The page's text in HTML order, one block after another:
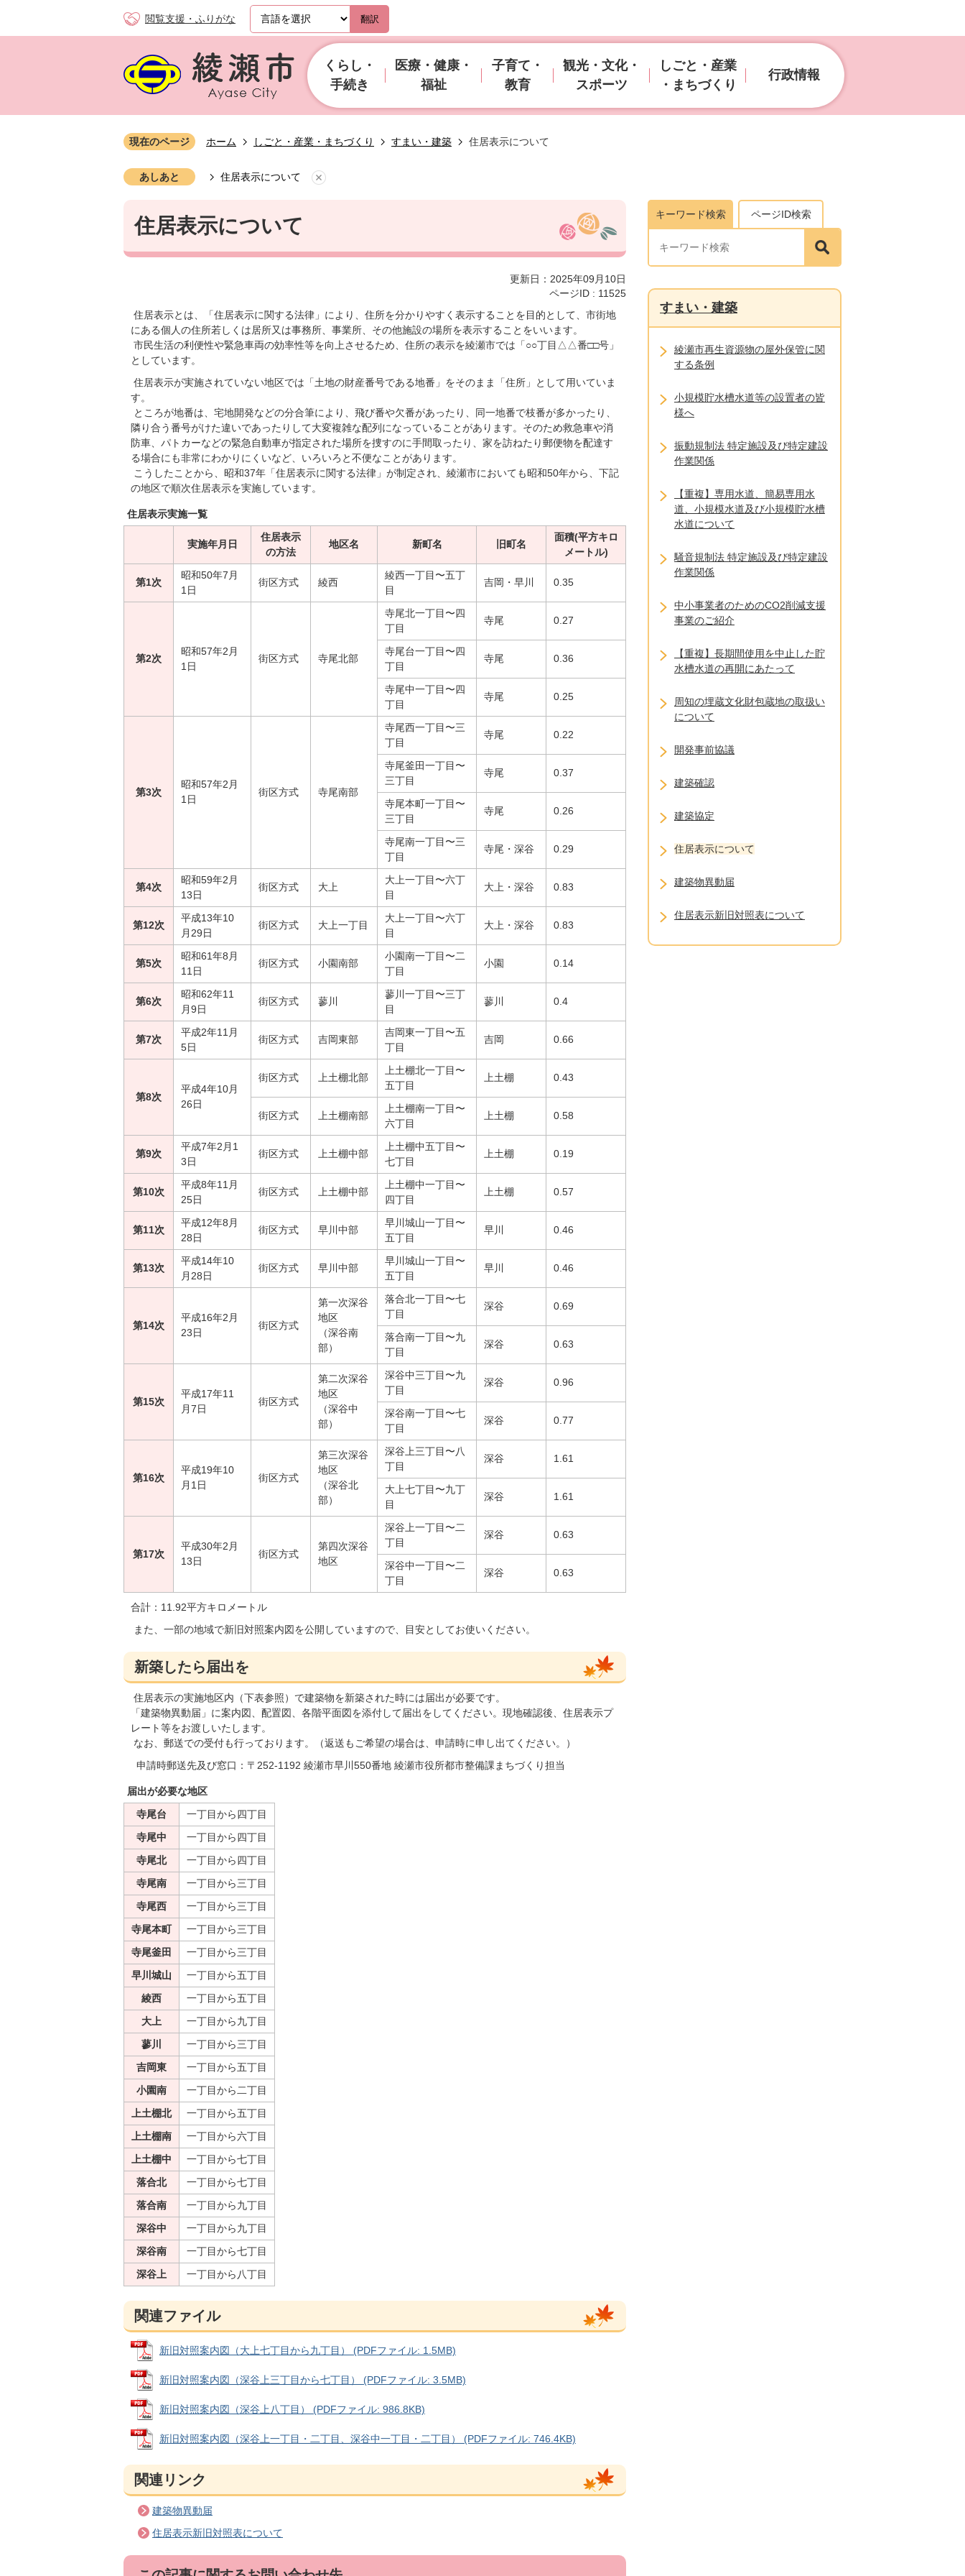
閲覧支援・ふりがな 翻訳
くらし・
手続き
医療・健康・
福祉
子育て・
教育
観光・文化・
スポーツ
しごと・産業
・まちづくり
行政情報
現在のページ ホーム しごと・産業・まちづくり すまい・建築 住居表示について
あしあと 住居表示について
住居表示について
更新日：2025年09月10日
ページID : 11525
住居表示とは、「住居表示に関する法律」により、住所を分かりやすく表示することを目的として、市街地
にある個人の住所若しくは居所又は事務所、事業所、その他施設の場所を表示することをいいます。
市民生活の利便性や緊急車両の効率性等を向上させるため、住所の表示を綾瀬市では「○○丁目△△番□□号」
としています。
住居表示が実施されていない地区では「土地の財産番号である地番」をそのまま「住所」として用いていま
す。
ところが地番は、宅地開発などの分合筆により、飛び番や欠番があったり、同一地番で枝番が多かったり、
隣り合う番号がけた違いであったりして大変複雑な配列になっていることがあります。そのため救急車や消
防車、パトカーなどの緊急自動車が指定された場所を捜すのに手間取ったり、家を訪ねたり郵便物を配達す
る場合にも非常にわかりにくいなど、いろいろと不便なことがあります。
こうしたことから、昭和37年「住居表示に関する法律」が制定され、綾瀬市においても昭和50年から、下記
の地区で順次住居表示を実施しています。
住居表示実施一覧
実施年月日
住居表示
の方法
地区名 新町名 旧町名
面積(平方キロ
メートル)
第1次
昭和50年7月
1日
街区方式 綾西
綾西一丁目〜五丁
目
吉岡・早川 0.35
第2次
昭和57年2月
1日
街区方式 寺尾北部
寺尾北一丁目〜四
丁目
寺尾 0.27
寺尾台一丁目〜四
丁目
寺尾 0.36
寺尾中一丁目〜四
丁目
寺尾 0.25
第3次
昭和57年2月
1日
街区方式 寺尾南部
寺尾西一丁目〜三
丁目
寺尾 0.22
寺尾釜田一丁目〜
三丁目
寺尾 0.37
寺尾本町一丁目〜
三丁目
寺尾 0.26
寺尾南一丁目〜三
丁目
寺尾・深谷 0.29
第4次
昭和59年2月
13日
街区方式 大上
大上一丁目〜六丁
目
大上・深谷 0.83
第12次
平成13年10
月29日
街区方式 大上一丁目
大上一丁目〜六丁
目
大上・深谷 0.83
第5次
昭和61年8月
11日
街区方式 小園南部
小園南一丁目〜二
丁目
小園 0.14
第6次
昭和62年11
月9日
街区方式 蓼川
蓼川一丁目〜三丁
目
蓼川 0.4
第7次
平成2年11月
5日
街区方式 吉岡東部
吉岡東一丁目〜五
丁目
吉岡 0.66
第8次
平成4年10月
26日
街区方式 上土棚北部
上土棚北一丁目〜
五丁目
上土棚 0.43
街区方式 上土棚南部
上土棚南一丁目〜
六丁目
上土棚 0.58
第9次
平成7年2月1
3日
街区方式 上土棚中部
上土棚中五丁目〜
七丁目
上土棚 0.19
第10次
平成8年11月
25日
街区方式 上土棚中部
上土棚中一丁目〜
四丁目
上土棚 0.57
第11次
平成12年8月
28日
街区方式 早川中部
早川城山一丁目〜
五丁目
早川 0.46
第13次
平成14年10
月28日
街区方式 早川中部
早川城山一丁目〜
五丁目
早川 0.46
第14次
平成16年2月
23日
街区方式
第一次深谷
地区
（深谷南
部）
落合北一丁目〜七
丁目
深谷 0.69
落合南一丁目〜九
丁目
深谷 0.63
第15次
平成17年11
月7日
街区方式
第二次深谷
地区
（深谷中
部）
深谷中三丁目〜九
丁目
深谷 0.96
深谷南一丁目〜七
丁目
深谷 0.77
第16次
平成19年10
月1日
街区方式
第三次深谷
地区
（深谷北
部）
深谷上三丁目〜八
丁目
深谷 1.61
大上七丁目〜九丁
目
深谷 1.61
第17次
平成30年2月
13日
街区方式
第四次深谷
地区
深谷上一丁目〜二
丁目
深谷 0.63
深谷中一丁目〜二
丁目
深谷 0.63
合計：11.92平方キロメートル
また、一部の地域で新旧対照案内図を公開していますので、目安としてお使いください。
新築したら届出を
住居表示の実施地区内（下表参照）で建築物を新築された時には届出が必要です。
「建築物異動届」に案内図、配置図、各階平面図を添付して届出をしてください。現地確認後、住居表示プ
レート等をお渡しいたします。
なお、郵送での受付も行っております。（返送もご希望の場合は、申請時に申し出てください。）
申請時郵送先及び窓口：〒252-1192 綾瀬市早川550番地 綾瀬市役所都市整備課まちづくり担当
届出が必要な地区
寺尾台
一丁目から四丁目
寺尾中
一丁目から四丁目
寺尾北
一丁目から四丁目
寺尾南
一丁目から三丁目
寺尾西
一丁目から三丁目
寺尾本町
一丁目から三丁目
寺尾釜田
一丁目から三丁目
早川城山
一丁目から五丁目
綾西
一丁目から五丁目
大上
一丁目から九丁目
蓼川
一丁目から三丁目
吉岡東
一丁目から五丁目
小園南
一丁目から二丁目
上土棚北
一丁目から五丁目
上土棚南
一丁目から六丁目
上土棚中
一丁目から七丁目
落合北
一丁目から七丁目
落合南
一丁目から九丁目
深谷中
一丁目から九丁目
深谷南
一丁目から七丁目
深谷上
一丁目から八丁目
関連ファイル
新旧対照案内図（大上七丁目から九丁目） (PDFファイル: 1.5MB)
新旧対照案内図（深谷上三丁目から七丁目） (PDFファイル: 3.5MB)
新旧対照案内図（深谷上八丁目） (PDFファイル: 986.8KB)
新旧対照案内図（深谷上一丁目・二丁目、深谷中一丁目・二丁目） (PDFファイル: 746.4KB)
関連リンク
建築物異動届
住居表示新旧対照表について
キーワード検索 ページID検索
すまい・建築
綾瀬市再生資源物の屋外保管に関
する条例
小規模貯水槽水道等の設置者の皆
様へ
振動規制法 特定施設及び特定建設
作業関係
【重複】専用水道、簡易専用水
道、小規模水道及び小規模貯水槽
水道について
騒音規制法 特定施設及び特定建設
作業関係
中小事業者のためのCO2削減支援
事業のご紹介
【重複】長期間使用を中止した貯
水槽水道の再開にあたって
周知の埋蔵文化財包蔵地の取扱い
について
開発事前協議
建築確認
建築協定
住居表示について
建築物異動届
住居表示新旧対照表について